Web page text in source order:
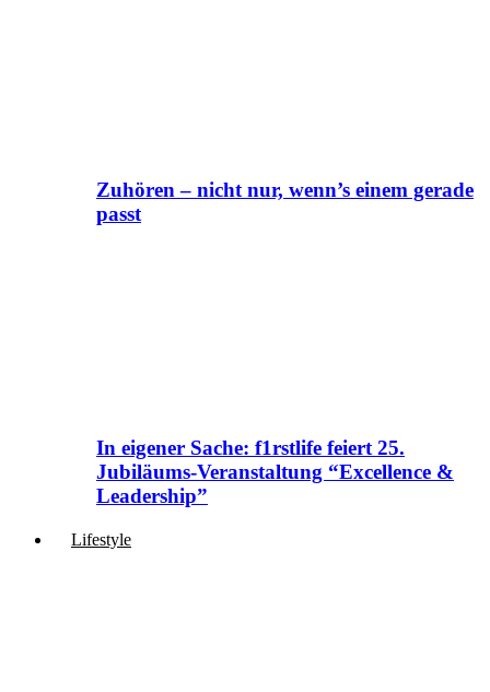
Zuhören – nicht nur, wenn’s einem gerade
passt
In eigener Sache: f1rstlife feiert 25.
Jubiläums-Veranstaltung “Excellence &
Leadership”
Lifestyle